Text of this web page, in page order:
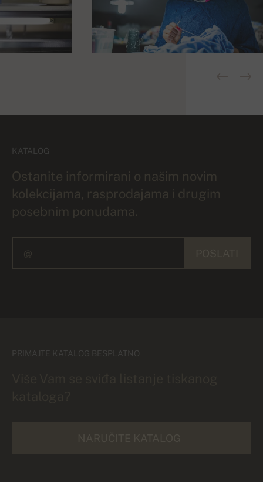
KATALOG
Ostanite informirani o našim novim
kolekcijama, rasprodajama i drugim
posebnim ponudama.
PRIMAJTE KATALOG BESPLATNO